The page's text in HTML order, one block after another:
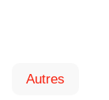
Autres